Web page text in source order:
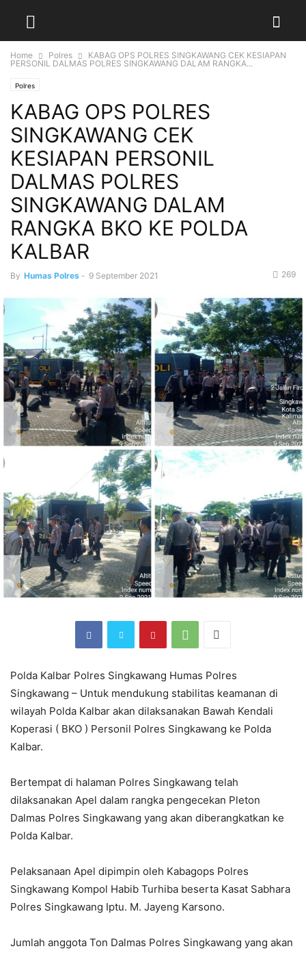
Home Polres
KABAG OPS POLRES SINGKAWANG CEK KESIAPAN
PERSONIL DALMAS POLRES SINGKAWANG DALAM RANGKA...
Polres
KABAG OPS POLRES
SINGKAWANG CEK
KESIAPAN PERSONIL
DALMAS POLRES
SINGKAWANG DALAM
RANGKA BKO KE POLDA
KALBAR
By Humas Polres - 9 September 2021 269
Polda Kalbar Polres Singkawang Humas Polres
Singkawang – Untuk mendukung stabilitas keamanan di
wilayah Polda Kalbar akan dilaksanakan Bawah Kendali
Koperasi ( BKO ) Personil Polres Singkawang ke Polda
Kalbar.
Bertempat di halaman Polres Singkawang telah
dilaksanakan Apel dalam rangka pengecekan Pleton
Dalmas Polres Singkawang yang akan diberangkatkan ke
Polda Kalbar.
Pelaksanaan Apel dipimpin oleh Kabagops Polres
Singkawang Kompol Habib Turhiba beserta Kasat Sabhara
Polres Singkawang Iptu. M. Jayeng Karsono.
Jumlah anggota Ton Dalmas Polres Singkawang yang akan